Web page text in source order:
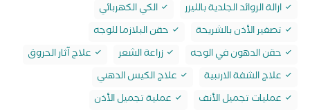
ازالة الزوائد الجلدية بالليزر
الكي الكهربائي
تصغير الأذن بالشريحة
حقن البلازما للوجه
حقن الدهون في الوجه
زراعة الشعر
علاج آثار الحروق
علاج الشفة الارنبية
علاج الكيس الدهني
عمليات تجميل الأنف
عملية تجميل الأذن